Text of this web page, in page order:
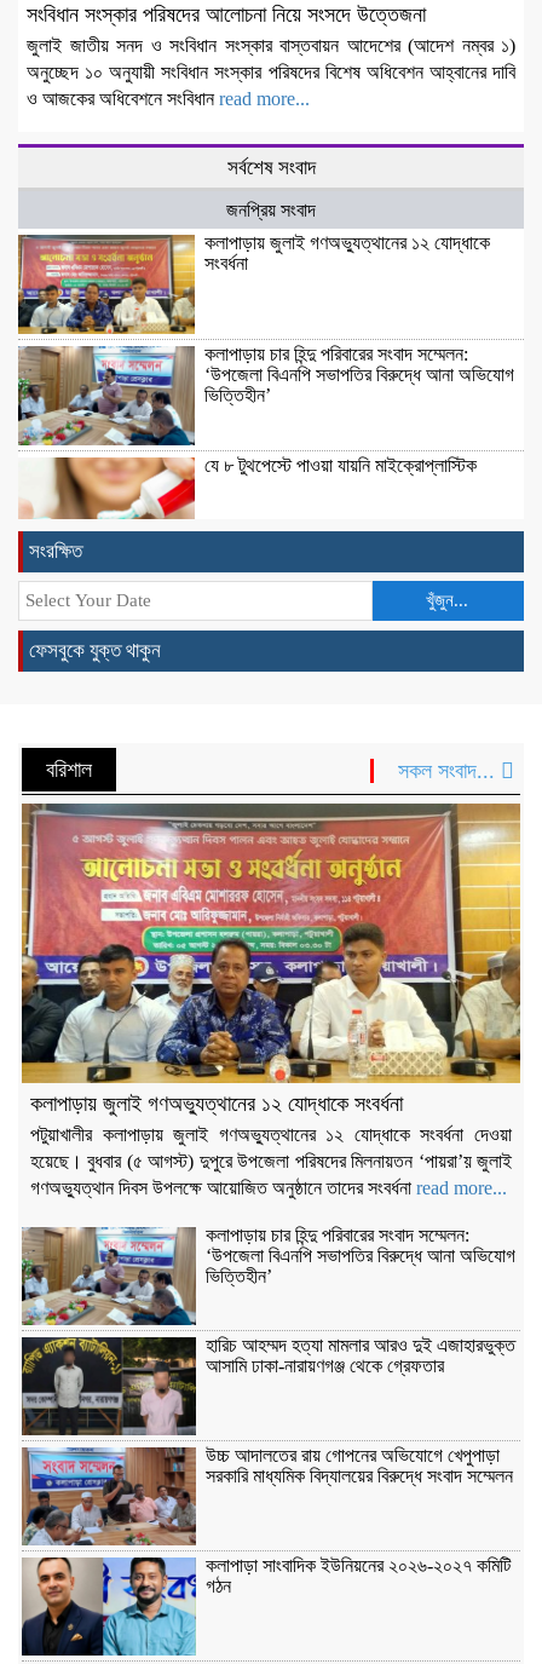
সংবিধান সংস্কার পরিষদের আলোচনা নিয়ে সংসদে উত্তেজনা
জুলাই জাতীয় সনদ ও সংবিধান সংস্কার বাস্তবায়ন আদেশের (আদেশ নম্বর ১)
অনুচ্ছেদ ১০ অনুযায়ী সংবিধান সংস্কার পরিষদের বিশেষ অধিবেশন আহ্বানের দাবি
ও আজকের অধিবেশনে সংবিধানread more...
সর্বশেষ সংবাদ
জনপ্রিয় সংবাদ
কলাপাড়ায় জুলাই গণঅভ্যুত্থানের ১২ যোদ্ধাকে
সংবর্ধনা
কলাপাড়ায় চার হিন্দু পরিবারের সংবাদ সম্মেলন:
‘উপজেলা বিএনপি সভাপতির বিরুদ্ধে আনা অভিযোগ
ভিত্তিহীন’
যে ৮ টুথপেস্টে পাওয়া যায়নি মাইক্রোপ্লাস্টিক
হারিচ আহম্মদ হত্যা মামলার আরও দুই এজাহারভুক্ত
আসামি ঢাকা-নারায়ণগঞ্জ থেকে গ্রেফতার
কলাপাড়া সাংবাদিক ইউনিয়নের ২০২৬-২০২৭ কমিটি
গঠন
পদত্যাগ করলেন রাষ্ট্রপতি
খেপুপাড়া সরকারি মডেল মাধ্যমিক বিদ্যালয়ের
ভারপ্রাপ্ত প্রধান শিক্ষকসহ ২ জনের বিরুদ্ধে
চাঁদাবাজির মামলা
Content Creator and NCP Leader Kafi
Sued Over Alleged Land Grabbing and
Extortion
কলাপাড়ায় ৪০ পিস ইয়াবা সহ এক যুবক গ্রেপ্তার
সংরক্ষিত
খুঁজুন...
ফেসবুকে যুক্ত থাকুন
বরিশাল সকল সংবাদ...
কলাপাড়ায় জুলাই গণঅভ্যুত্থানের ১২ যোদ্ধাকে সংবর্ধনা
পটুয়াখালীর কলাপাড়ায় জুলাই গণঅভ্যুত্থানের ১২ যোদ্ধাকে সংবর্ধনা দেওয়া
হয়েছে। বুধবার (৫ আগস্ট) দুপুরে উপজেলা পরিষদের মিলনায়তন ‘পায়রা’য় জুলাই
গণঅভ্যুত্থান দিবস উপলক্ষে আয়োজিত অনুষ্ঠানে তাদের সংবর্ধনা read more...
কলাপাড়ায় চার হিন্দু পরিবারের সংবাদ সম্মেলন:
‘উপজেলা বিএনপি সভাপতির বিরুদ্ধে আনা অভিযোগ
ভিত্তিহীন’
হারিচ আহম্মদ হত্যা মামলার আরও দুই এজাহারভুক্ত
আসামি ঢাকা-নারায়ণগঞ্জ থেকে গ্রেফতার
উচ্চ আদালতের রায় গোপনের অভিযোগে খেপুপাড়া
সরকারি মাধ্যমিক বিদ্যালয়ের বিরুদ্ধে সংবাদ সম্মেলন
কলাপাড়া সাংবাদিক ইউনিয়নের ২০২৬-২০২৭ কমিটি
গঠন